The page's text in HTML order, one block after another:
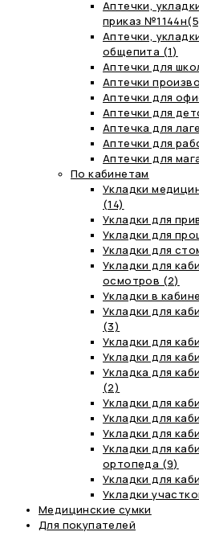
Аптечки,
приказ
Аптечки,
общепита (1)
Аптечки для
Аптечки
Аптечки для
Аптечки для
Аптечка для
Аптечки для
Аптечки для
По кабинетам
Укладки
(14)
Укладки для
Укладки для
Укладки для
Укладки для
осмотров (2)
Укладки в
Укладки для
(3)
Укладки для
Укладки для
Укладка для
(2)
Укладки для
Укладки для
Укладки для
Укладки для
ортопеда (9)
Укладки для
Укладки
Медицинские сумки
Для покупателей